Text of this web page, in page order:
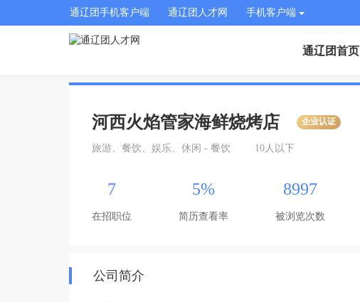
通辽团手机客户端 通辽团人才网 手机客户端
通辽团首页
河西火焰管家海鲜烧烤店 企业认证
旅游、餐饮、娱乐、休闲 - 餐饮 10人以下
7
在招职位
5%
简历查看率
8997
被浏览次数
公司简介